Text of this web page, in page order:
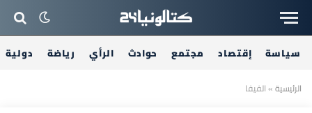
سياسة إقتصاد مجتمع حوادث الرأي رياضة دولية
الرئيسية»الفيفا